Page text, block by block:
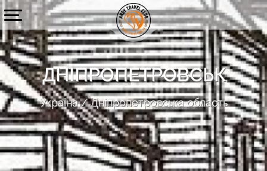
ДНІПРОПЕТРОВСЬК
Україна Дніпропетровська область